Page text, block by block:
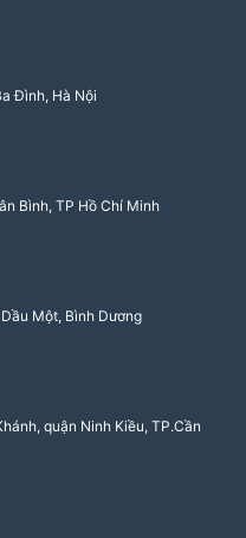
Đình, Hà Nội
Bình, TP Hồ Chí Minh
Một, Bình Dương
quận Ninh Kiều, TP.Cần